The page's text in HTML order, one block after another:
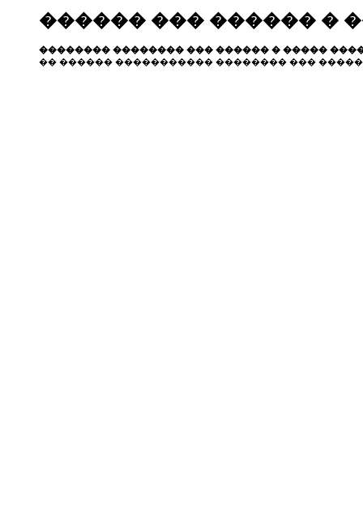
������ ��� ������ �
�������� �������� ��� ������ � �����
�� ������ ����������� �������� ���